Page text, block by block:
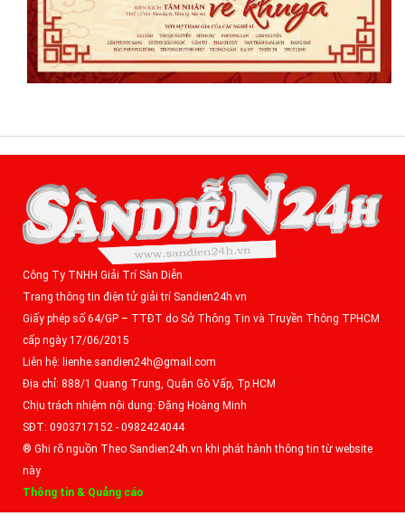
Công Ty TNHH Giải Trí Sàn Diễn
Trang thông tin điện tử giải trí Sandien24h.vn
Giấy phép số 64/GP – TTĐT do Sở Thông Tin và Truyền Thông TPHCM
cấp ngày 17/06/2015
Liên hệ: lienhe.sandien24h@gmail.com
Địa chỉ: 888/1 Quang Trung, Quận Gò Vấp, Tp.HCM
Chịu trách nhiệm nội dung: Đặng Hoàng Minh
SĐT: 0903717152 - 0982424044
® Ghi rõ nguồn Theo Sandien24h.vn khi phát hành thông tin từ website
này
Thông tin & Quảng cáo